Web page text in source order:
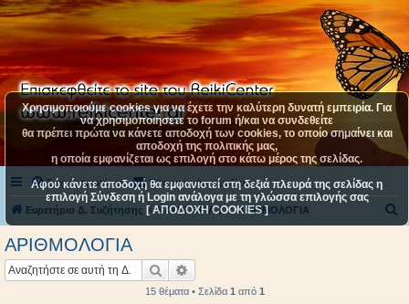
Συχνές ερωτήσεις Επικοινωνήστε μαζί μας
Ευρετήριο Δ. Συζήτησης ΚΑΤΗΓΟΡΙΑ 2 ΑΡΙΘΜΟΛΟΓΙΑ
ΑΡΙΘΜΟΛΟΓΙΑ
Αναζήτηση
15 θέματα • Σελίδα 1 από 1
Χρησιμοποιούμε cookies για να έχετε την καλύτερη δυνατή εμπειρία. Για
να χρησιμοποιήσετε το forum ή/και να συνδεθείτε
θα πρέπει πρώτα να κάνετε αποδοχή των cookies, το οποίο σημαίνει και
αποδοχή της πολιτικής μας,
η οποία εμφανίζεται ως επιλογή στο κάτω μέρος της σελίδας.
Αφού κάνετε αποδοχή θα εμφανιστεί στη δεξιά πλευρά της σελίδας η
επιλογή Σύνδεση ή Login ανάλογα με τη γλώσσα επιλογής σας
[ ΑΠΟΔΟΧΗ COOKIES ]